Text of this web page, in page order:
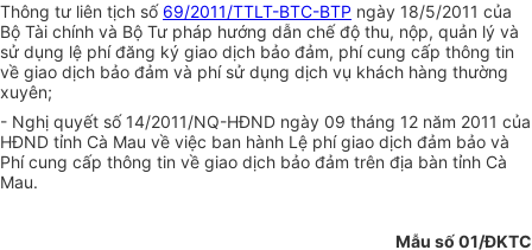
Thông tư liên tịch số 69/2011/TTLT-BTC-BTP ngày 18/5/2011 của
Bộ Tài chính và Bộ Tư pháp hướng dẫn chế độ thu, nộp, quản lý và
sử dụng lệ phí đăng ký giao dịch bảo đảm, phí cung cấp thông tin
về giao dịch bảo đảm và phí sử dụng dịch vụ khách hàng thường
xuyên;
- Nghị quyết số 14/2011/NQ-HĐND ngày 09 tháng 12 năm 2011 của
HĐND tỉnh Cà Mau về việc ban hành Lệ phí giao dịch đảm bảo và
Phí cung cấp thông tin về giao dịch bảo đảm trên địa bàn tỉnh Cà
Mau.
Mẫu số 01/ĐKTC